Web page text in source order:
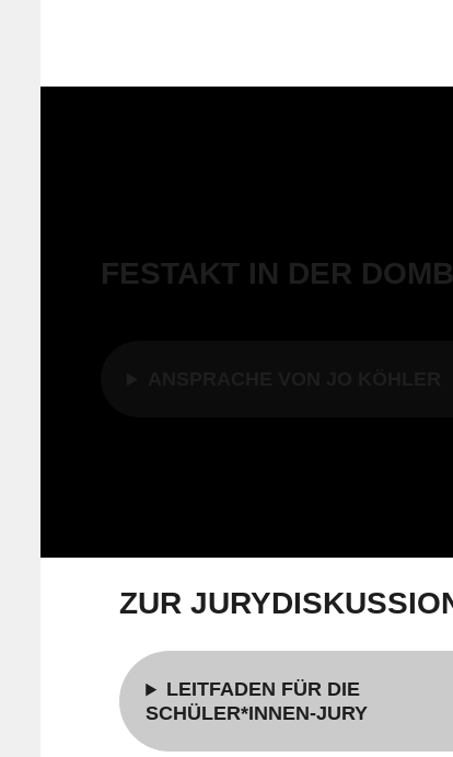
FESTAKT IN DER
ZUR
LEITFADEN FÜR DIE
SCHÜLER*INNEN-JURY